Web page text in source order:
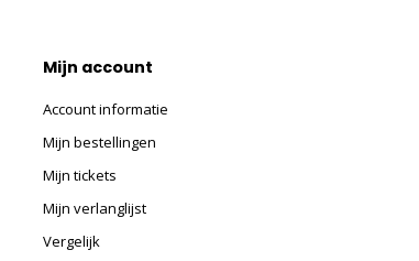
Mijn account
Account informatie
Mijn bestellingen
Mijn tickets
Mijn verlanglijst
Vergelijk